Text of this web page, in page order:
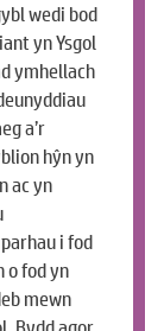
wedi bod
yn Ysgol
ymhellach
a’r
hŷn yn
ac yn
i fod
o fod yn
mewn